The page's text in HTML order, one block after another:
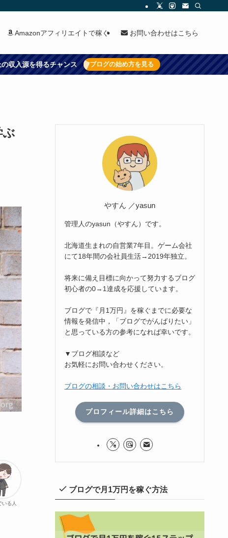
Amazonアフィリエイトで稼ぐ お問い合わせはこちら
収入源を得るチャンス ブログの始め方を見る
ぶ
いる人
やすん ／yasun
管理人のyasun（やすん）です。
北海道生まれの自営業7年目。ゲーム会社
にて18年間の会社員生活→2019年独立。
将来に備え目標に向かって努力するブログ
初心者の0→1達成を応援しています。
ブログで『月1万円』を稼ぐまでに必要な
情報を発信中，「ブログでがんばりたい」
と思っている方の参考になれば幸いです。
▼ブログ相談など
お気軽にお問い合わせください。
ブログの相談・お問い合わせはこちら
プロフィール詳細はこちら
ブログで月1万円を稼ぐ方法